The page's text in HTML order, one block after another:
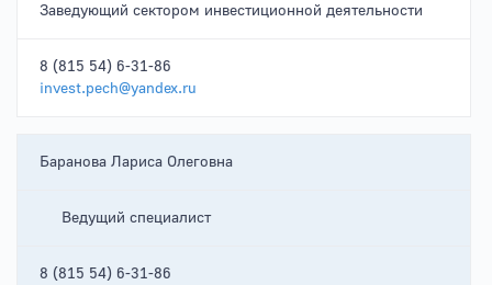
Заведующий сектором инвестиционной деятельности
8 (815 54) 6-31-86
invest.pech@yandex.ru
Баранова Лариса Олеговна
Ведущий специалист
8 (815 54) 6-31-86